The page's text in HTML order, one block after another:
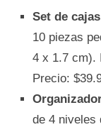
Set de
10 piezas
4 x 1.7 cm).
Precio:
de 4 niveles